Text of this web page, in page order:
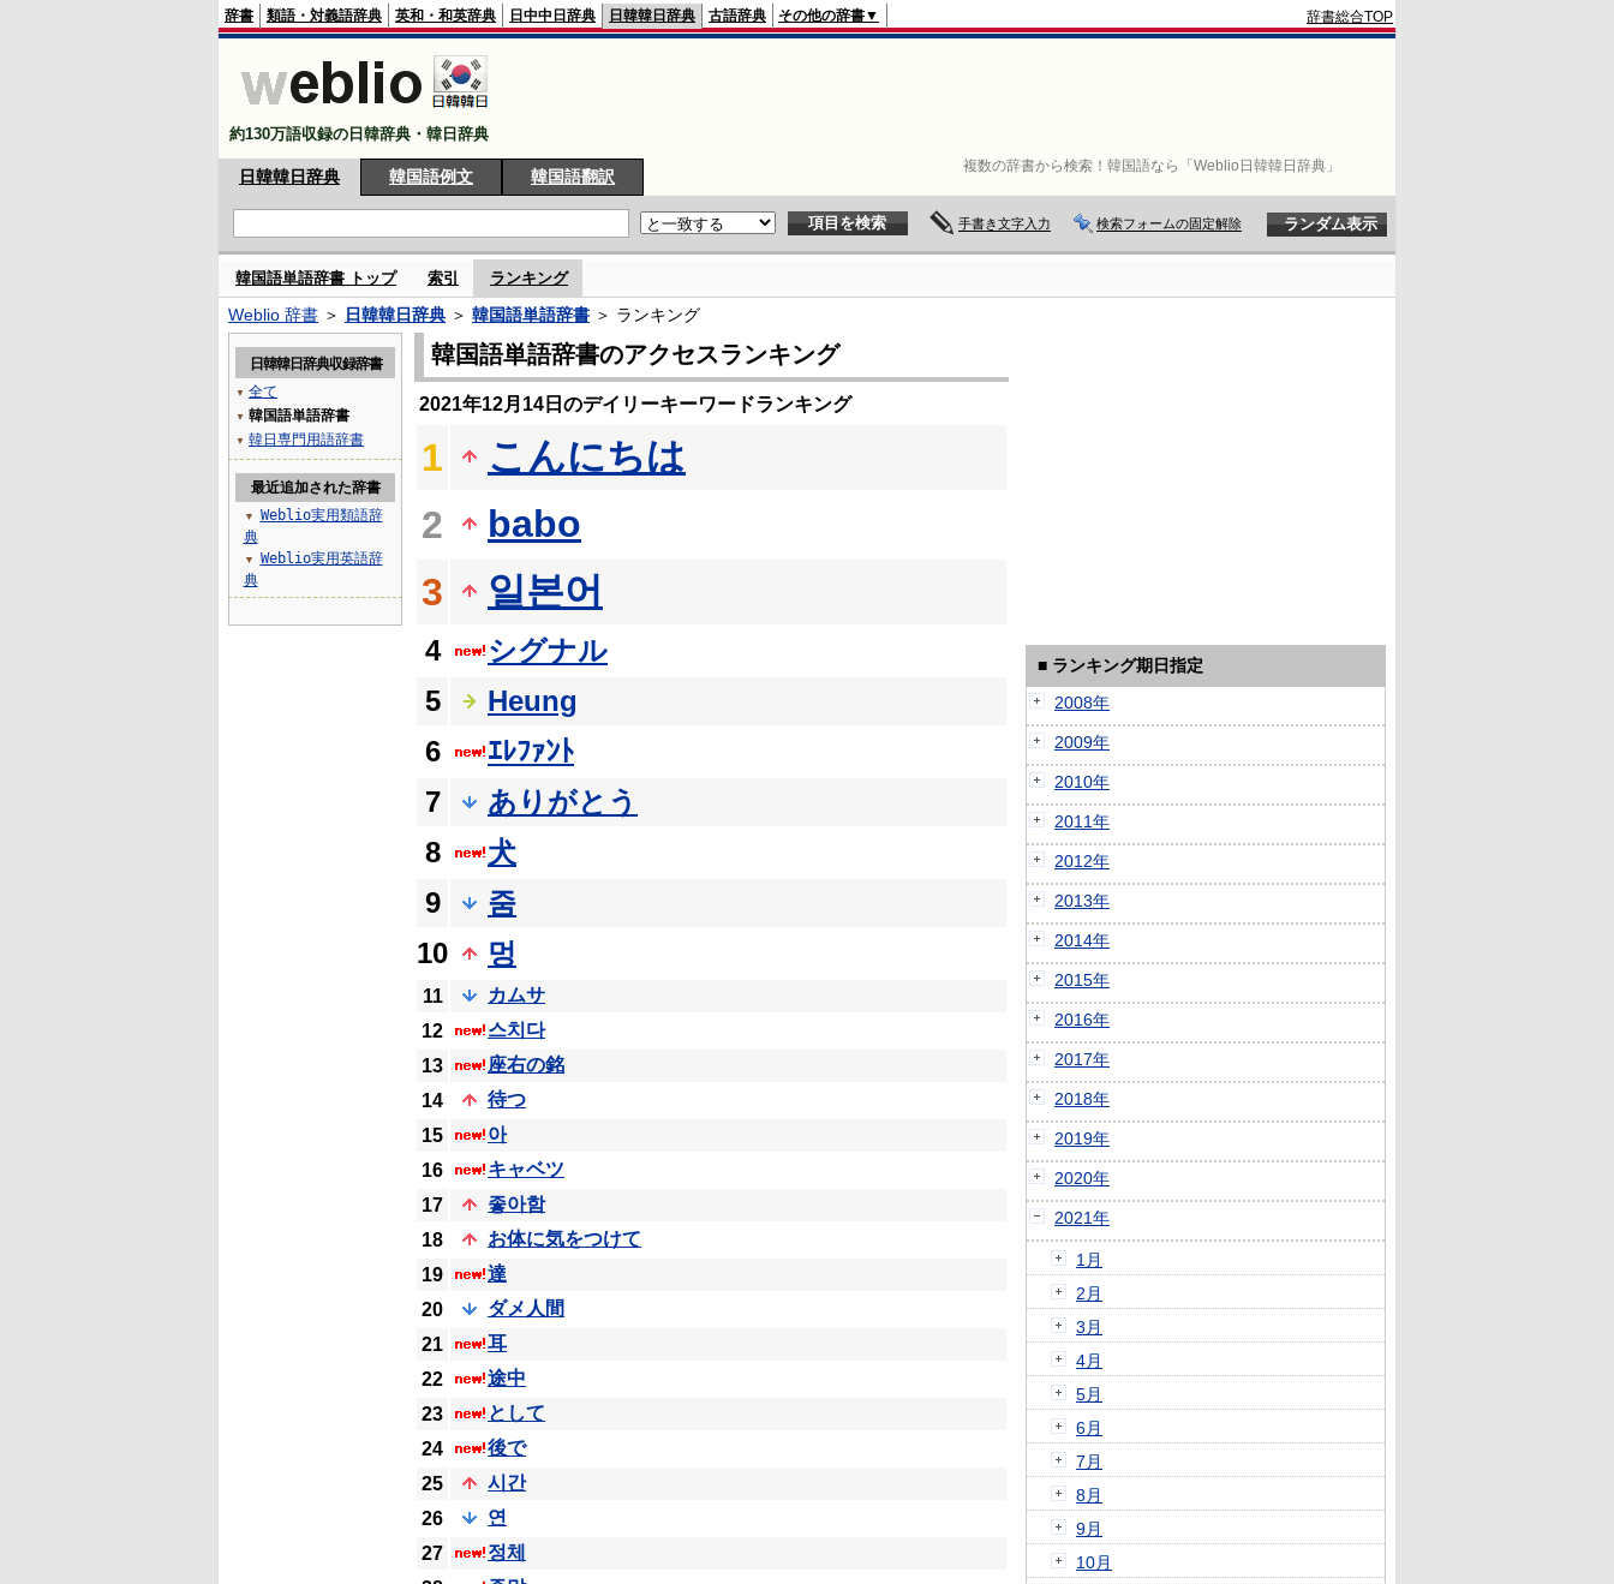
複数の辞書から検索！韓国語なら「Weblio日韓韓日辞典」
辞書 類語・対義語辞典 英和・和英辞典 日中中日辞典 日韓韓日辞典 古語辞典 その他の辞書▼ 辞書総合TOP
約130万語収録の日韓辞典・韓日辞典
日韓韓日辞典 韓国語例文 韓国語翻訳
手書き文字入力 検索フォームの固定解除
韓国語単語辞書 トップ 索引 ランキング
Weblio 辞書 ＞ 日韓韓日辞典 ＞ 韓国語単語辞書 ＞ ランキング
韓国語単語辞書のアクセスランキング
2021年12月14日のデイリーキーワードランキング
1
こんにちは
2
babo
3
일본어
4
シグナル
5
Heung
6
ｴﾚﾌｧﾝﾄ
7
ありがとう
8
犬
9
줌
10
멍
11
カムサ
12
스치다
13
座右の銘
14
待つ
15
아
16
キャベツ
17
좋아함
18
お体に気をつけて
19
達
20
ダメ人間
21
耳
22
途中
23
として
24
後で
25
시간
26
연
27
정체
日韓韓日辞典収録辞書
▼ 全て
▼ 韓国語単語辞書
▼ 韓日専門用語辞書
最近追加された辞書
▼
Weblio実用類語辞
典
▼
Weblio実用英語辞
典
■ ランキング期日指定
2008年
2009年
2010年
2011年
2012年
2013年
2014年
2015年
2016年
2017年
2018年
2019年
2020年
2021年
1月
2月
3月
4月
5月
6月
7月
8月
9月
10月